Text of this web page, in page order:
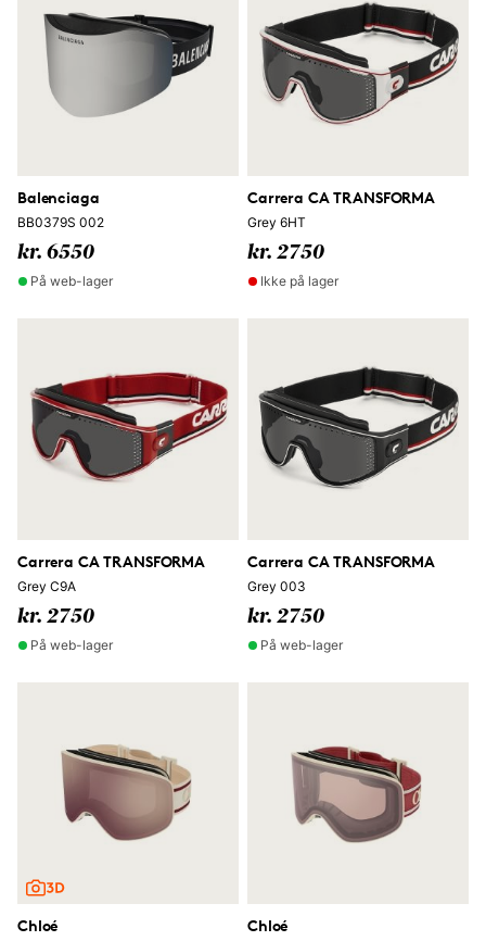
Balenciaga
BB0379S 002
kr. 6550
På web-lager
Carrera CA TRANSFORMA
Grey 6HT
kr. 2750
Ikke på lager
Carrera CA TRANSFORMA
Grey C9A
kr. 2750
På web-lager
Carrera CA TRANSFORMA
Grey 003
kr. 2750
På web-lager
Chloé Chloé